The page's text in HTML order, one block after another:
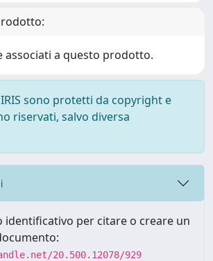
associati a questo prodotto.
sono protetti da copyright e
riservati, salvo diversa
identificativo per citare o creare un
20.500.12078/929